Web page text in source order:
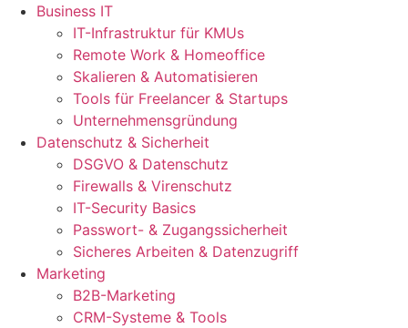
Business IT
IT-Infrastruktur für KMUs
Remote Work & Homeoffice
Skalieren & Automatisieren
Tools für Freelancer & Startups
Unternehmensgründung
Datenschutz & Sicherheit
DSGVO & Datenschutz
Firewalls & Virenschutz
IT-Security Basics
Passwort- & Zugangssicherheit
Sicheres Arbeiten & Datenzugriff
Marketing
B2B-Marketing
CRM-Systeme & Tools